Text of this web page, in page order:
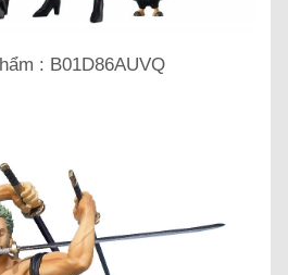
: B01D86AUVQ